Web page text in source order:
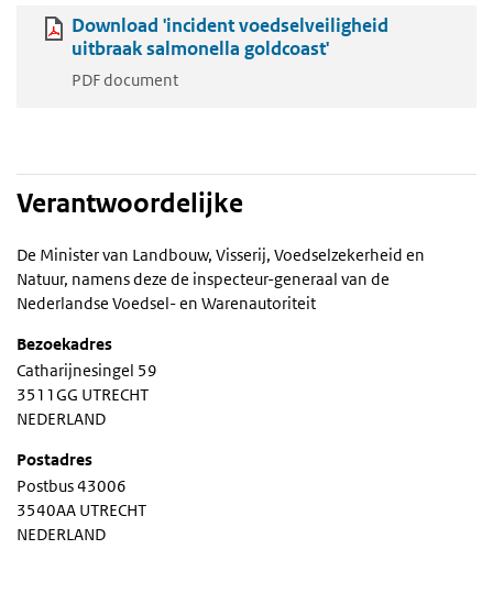
Download 'incident voedselveiligheid
uitbraak salmonella goldcoast'
PDF document
Verantwoordelijke
De Minister van Landbouw, Visserij, Voedselzekerheid en
Natuur, namens deze de inspecteur-generaal van de
Nederlandse Voedsel- en Warenautoriteit
Bezoekadres
Catharijnesingel 59
3511GG UTRECHT
NEDERLAND
Postadres
Postbus 43006
3540AA UTRECHT
NEDERLAND